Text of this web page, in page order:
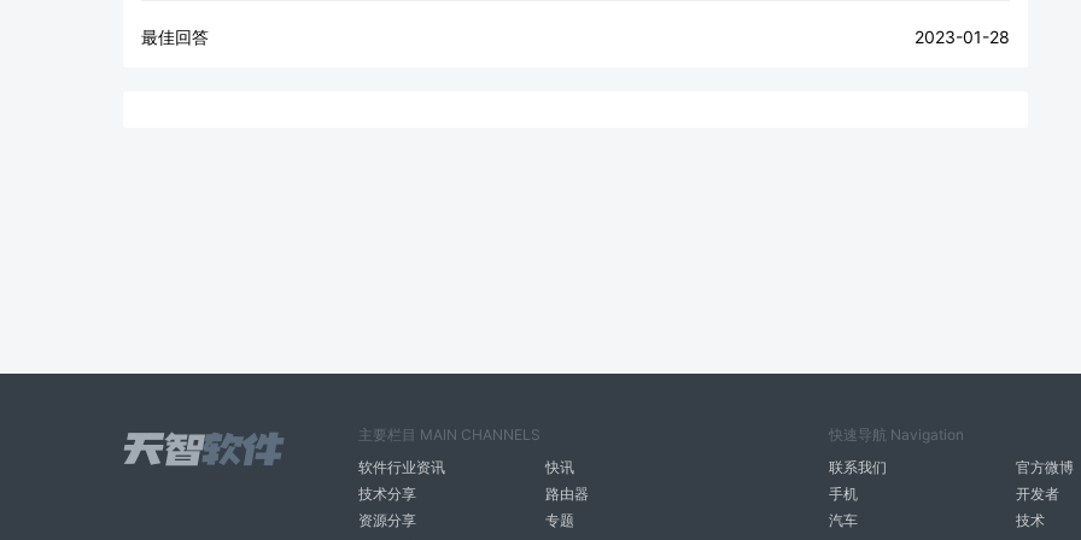
最佳回答 2023-01-28
主要栏目 MAIN CHANNELS
软件行业资讯
快讯
技术分享
路由器
资源分享
专题
快速导航 Navigation
联系我们
官方微博
手机
开发者
汽车
技术